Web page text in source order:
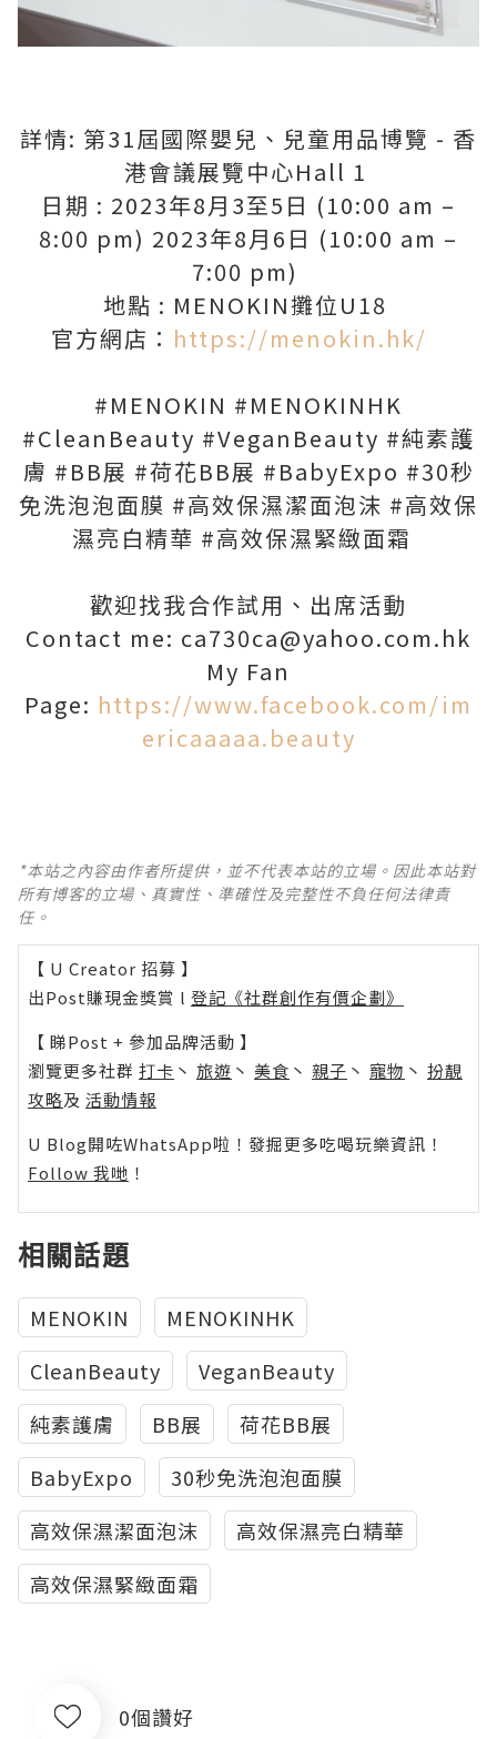
詳情: 第31屆國際嬰兒、兒童用品博覽 - 香
港會議展覽中心Hall 1
日期 : 2023年8月3至5日 (10:00 am –
8:00 pm) 2023年8月6日 (10:00 am –
7:00 pm)
地點 : MENOKIN攤位U18
官方網店： https://menokin.hk/
#MENOKIN #MENOKINHK
#CleanBeauty #VeganBeauty #純素護
膚 #BB展 #荷花BB展 #BabyExpo #30秒
免洗泡泡面膜 #高效保濕潔面泡沫 #高效保
濕亮白精華 #高效保濕緊緻面霜
歡迎找我合作試用、出席活動
Contact me: ca730ca@yahoo.com.hk
My Fan
Page: https://www.facebook.com/im
ericaaaaa.beauty
*本站之內容由作者所提供，並不代表本站的立場。因此本站對
所有博客的立場、真實性、準確性及完整性不負任何法律責
任。
【 U Creator 招募 】
出Post賺現金獎賞 l 登記《社群創作有價企劃》
【 睇Post + 參加品牌活動 】
瀏覽更多社群 打卡 丶 旅遊 丶 美食 丶 親子 丶 寵物 丶 扮靚
攻略及 活動情報
U Blog開咗WhatsApp啦！發掘更多吃喝玩樂資訊！
Follow 我哋 ！
相關話題
MENOKIN
MENOKINHK
CleanBeauty
VeganBeauty
純素護膚
BB展
荷花BB展
BabyExpo
30秒免洗泡泡面膜
高效保濕潔面泡沫
高效保濕亮白精華
高效保濕緊緻面霜
0個讚好